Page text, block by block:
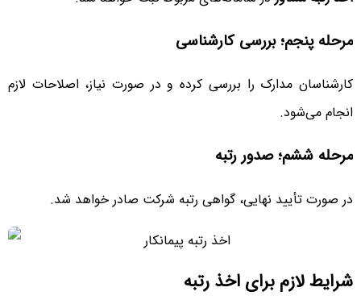
مرحله پنجم؛ بررسی کارشناسی
کارشناسان مدارک را بررسی کرده و در صورت نیاز، اصلاحات لازم
انجام می‌شود.
مرحله ششم؛ صدور رتبه
در صورت تأیید نهایی، گواهی رتبه شرکت صادر خواهد شد.
شرایط لازم برای اخذ رتبه